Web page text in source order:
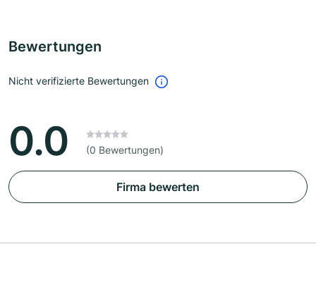
Bewertungen
Nicht verifizierte Bewertungen
0.0 (0 Bewertungen)
Firma bewerten